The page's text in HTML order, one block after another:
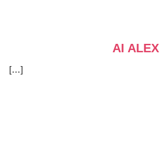
AI ALEX
[…]